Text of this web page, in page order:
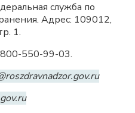
служба по
Адрес: 109012,
1.
550-99-03.